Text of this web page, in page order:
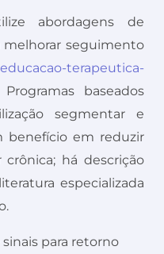
abordagens de
melhorar seguimento
educacao-terapeutica-
Programas baseados
segmentar e
benefício em reduzir
há descrição
especializada
para retorno